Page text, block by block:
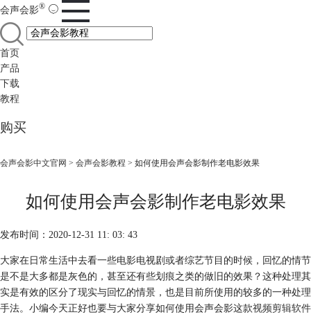
会声会影®
首页
产品
下载
教程
购买
会声会影中文官网 > 会声会影教程 > 如何使用会声会影制作老电影效果
如何使用会声会影制作老电影效果
发布时间：2020-12-31 11: 03: 43
大家在日常生活中去看一些电影电视剧或者综艺节目的时候，回忆的情节
是不是大多都是灰色的，甚至还有些划痕之类的做旧的效果？这种处理其
实是有效的区分了现实与回忆的情景，也是目前所使用的较多的一种处理
手法。小编今天正好也要与大家分享如何使用会声会影这款视频剪辑软件